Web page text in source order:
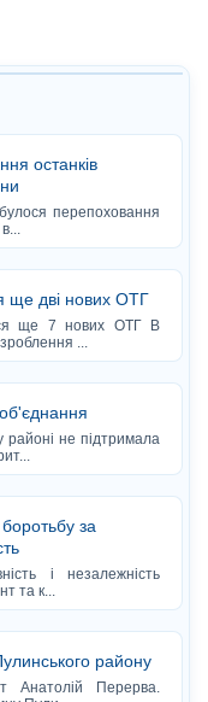
останків
перепоховання
в...
ще дві нових ОТГ
ще 7 нових ОТГ В
...
не підтримала
за
і незалежність
та к...
району
Анатолій Перерва.